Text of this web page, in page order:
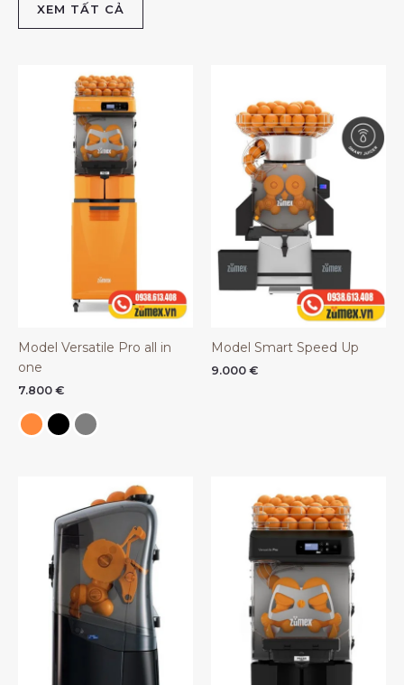
XEM TẤT CẢ
Model Versatile Pro all in
one
7.800 €
Model Smart Speed Up
9.000 €